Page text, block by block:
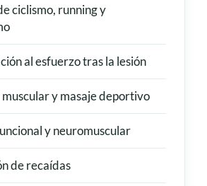
ciclismo, running y
al esfuerzo tras la lesión
y masaje deportivo
y neuromuscular
de recaídas